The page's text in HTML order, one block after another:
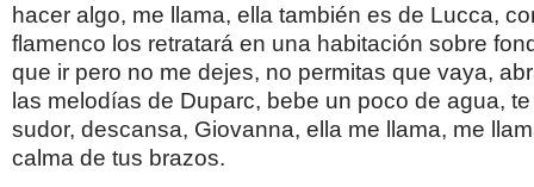
hacer algo, me llama, ella también es de Lucca,
flamenco los retratará en una habitación sobre
que ir pero no me dejes, no permitas que vaya,
las melodías de Duparc, bebe un poco de agua,
sudor, descansa, Giovanna, ella me llama, me
calma de tus brazos.